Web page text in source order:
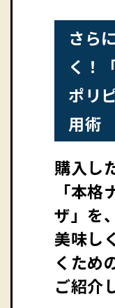
さら
く！
ポリ
用術
購入し
「本格
ザ」を
美味し
くため
ご紹介